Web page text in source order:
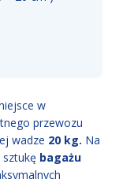
w
przewozu
wadze 20 kg. Na
bagażu